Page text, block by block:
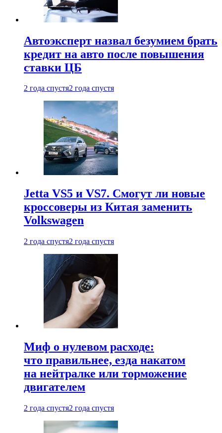
Автоэксперт назвал безумием брать
кредит на авто после повышения
ставки ЦБ
2 года спустя2 года спустя
Jetta VS5 и VS7. Смогут ли новые
кроссоверы из Китая заменить
Volkswagen
2 года спустя2 года спустя
Миф о нулевом расходе:
что правильнее, езда накатом
на нейтралке или торможение
двигателем
2 года спустя2 года спустя